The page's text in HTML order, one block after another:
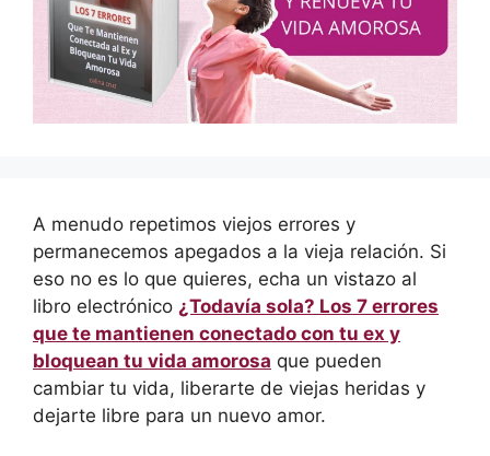
A menudo repetimos viejos errores y
permanecemos apegados a la vieja relación. Si
eso no es lo que quieres, echa un vistazo al
libro electrónico ¿Todavía sola? Los 7 errores
que te mantienen conectado con tu ex y
bloquean tu vida amorosa que pueden
cambiar tu vida, liberarte de viejas heridas y
dejarte libre para un nuevo amor.